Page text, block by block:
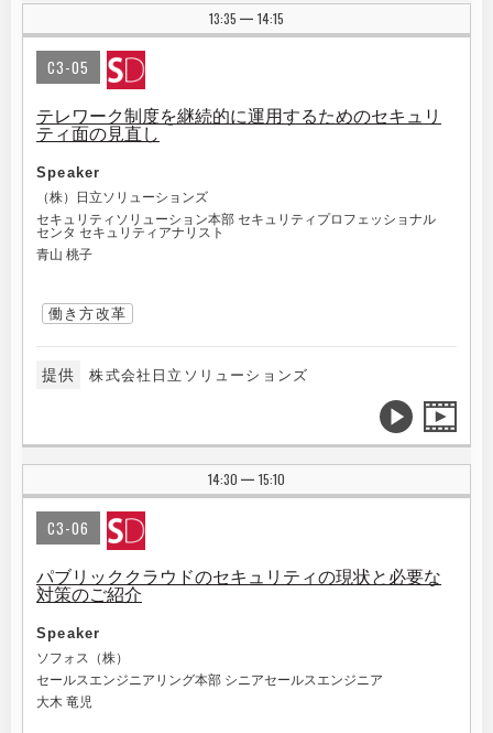
13:35 | 14:15
C3-05
テレワーク制度を継続的に運用するためのセキュリ
ティ面の見直し
Speaker
（株）日立ソリューションズ
セキュリティソリューション本部 セキュリティプロフェッショナル
センタ セキュリティアナリスト
青山 桃子
働き方改革
提供 株式会社日立ソリューションズ
14:30 | 15:10
C3-06
パブリッククラウドのセキュリティの現状と必要な
対策のご紹介
Speaker
ソフォス（株）
セールスエンジニアリング本部 シニアセールスエンジニア
大木 竜児